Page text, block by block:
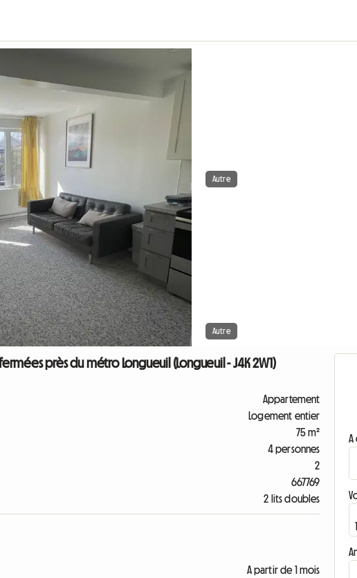
Autre
Autre
près du métro Longueuil (Longueuil - J4K 2W1)
Appartement
Logement entier
75 m²
4 personnes
2
667769
2 lits doubles
A partir de 1 mois
A